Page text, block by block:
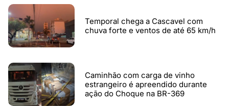
Temporal chega a Cascavel com
chuva forte e ventos de até 65 km/h
Caminhão com carga de vinho
estrangeiro é apreendido durante
ação do Choque na BR-369